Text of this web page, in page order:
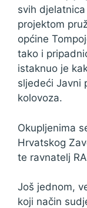
svih
projektom
općine
tako i
istaknuo je
sljedeći Javni
kolovoza.
Okupljenima
Hrvatskog
te ravnatelj
Još jednom,
koji način